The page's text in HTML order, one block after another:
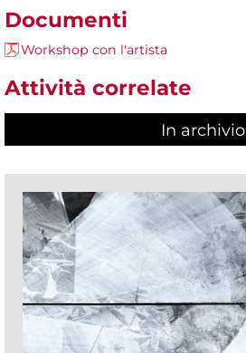
Documenti
Workshop con l'artista
Attività correlate
In archivio